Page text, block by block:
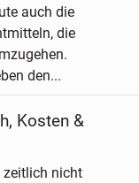
auch die
die
den...
Kosten &
zeitlich nicht